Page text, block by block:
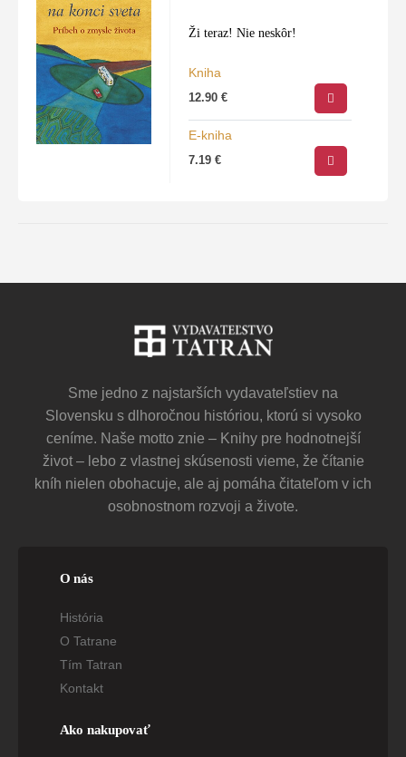
Ži teraz! Nie neskôr!
Kniha
12.90€
E-kniha
7.19€
Sme jedno z najstarších vydavateľstiev na
Slovensku s dlhoročnou históriou, ktorú si vysoko
ceníme. Naše motto znie – Knihy pre hodnotnejší
život – lebo z vlastnej skúsenosti vieme, že čítanie
kníh nielen obohacuje, ale aj pomáha čitateľom v ich
osobnostnom rozvoji a živote.
O nás
História
O Tatrane
Tím Tatran
Kontakt
Ako nakupovať